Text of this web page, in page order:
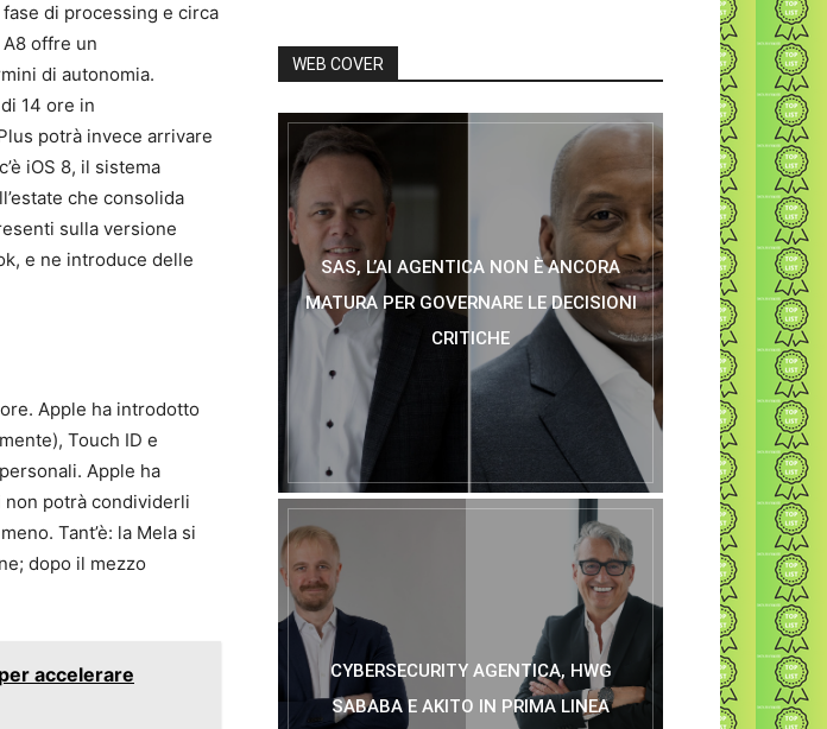
di processing e circa
offre un
di autonomia.
14 ore in
potrà invece arrivare
iOS 8, il sistema
che consolida
sulla versione
e ne introduce delle
Apple ha introdotto
Touch ID e
Apple ha
non potrà condividerli
Tant’è: la Mela si
dopo il mezzo
accelerare
WEB COVER
SAS, L’AI AGENTICA NON È ANCORA
MATURA PER GOVERNARE LE DECISIONI
CRITICHE
CYBERSECURITY AGENTICA, HWG
SABABA E AKITO IN PRIMA LINEA